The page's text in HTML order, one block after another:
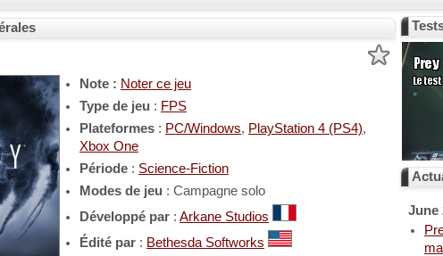
Note : Noter ce jeu
Type de jeu : FPS
Plateformes : PC/Windows, PlayStation 4 (PS4),
Xbox One
Période : Science-Fiction
Modes de jeu : Campagne solo
Développé par : Arkane Studios
Édité par : Bethesda Softworks
June